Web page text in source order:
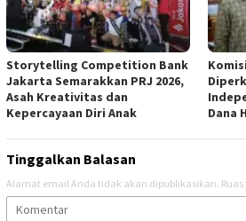
Storytelling Competition Bank
Jakarta Semarakkan PRJ 2026,
Asah Kreativitas dan
Kepercayaan Diri Anak
Dana
Tinggalkan Balasan
Alamat email Anda tidak akan dipublikasikan.